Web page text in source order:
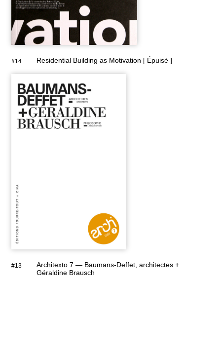
#14 Residential Building as Motivation [ Épuisé ]
#13
Architexto 7 — Baumans-Deffet, architectes +
Géraldine Brausch